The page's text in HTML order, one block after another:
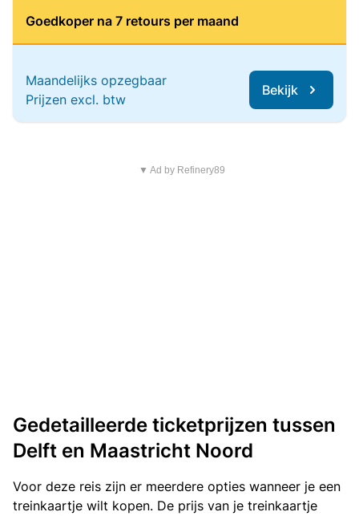
Goedkoper na 7 retours per maand
Maandelijks opzegbaar
Prijzen excl. btw
Bekijk
▼ Ad by Refinery89
Gedetailleerde ticketprijzen tussen
Delft en Maastricht Noord
Voor deze reis zijn er meerdere opties wanneer je een
treinkaartje wilt kopen. De prijs van je treinkaartje